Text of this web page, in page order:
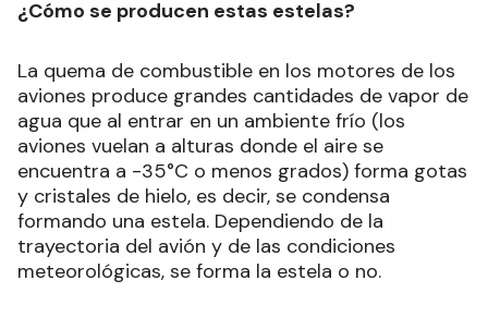
¿Cómo se producen estas estelas?
La quema de combustible en los motores de los
aviones produce grandes cantidades de vapor de
agua que al entrar en un ambiente frío (los
aviones vuelan a alturas donde el aire se
encuentra a -35°C o menos grados) forma gotas
y cristales de hielo, es decir, se condensa
formando una estela. Dependiendo de la
trayectoria del avión y de las condiciones
meteorológicas, se forma la estela o no.